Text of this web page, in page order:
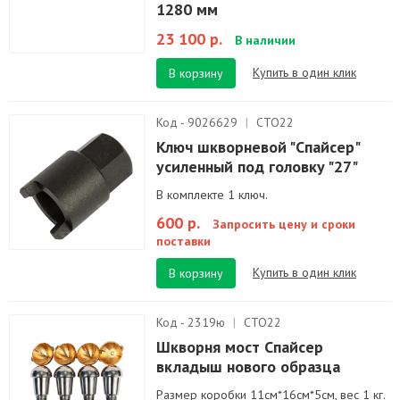
1280 мм
23 100 р.
В наличии
В корзину Купить в один клик
Код - 9026629 | СТО22
Ключ шкворневой "Спайсер"
усиленный под головку "27"
В комплекте 1 ключ.
600 р.
Запросить цену и сроки
поставки
В корзину
Купить в один клик
Код - 2319ю | СТО22
Шкворня мост Спайсер
вкладыш нового образца
Размер коробки 11см*16см*5см, вес 1 кг.